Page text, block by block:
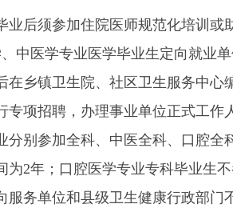
后须参加住院医师规范化培训或
中医学专业医学毕业生定向就业
乡镇卫生院、社区卫生服务中
项招聘，办理事业单位正式工作
别参加全科、中医全科、口腔
2年；口腔医学专业专科毕业生
务单位和县级卫生健康行政部门